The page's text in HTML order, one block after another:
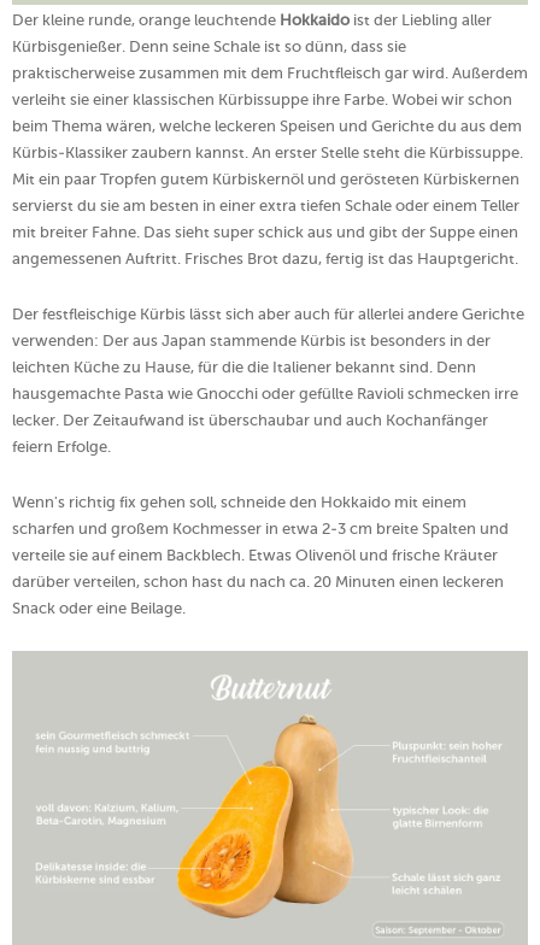
Der kleine runde, orange leuchtende Hokkaido ist der Liebling aller
Kürbisgenießer. Denn seine Schale ist so dünn, dass sie
praktischerweise zusammen mit dem Fruchtfleisch gar wird. Außerdem
verleiht sie einer klassischen Kürbissuppe ihre Farbe. Wobei wir schon
beim Thema wären, welche leckeren Speisen und Gerichte du aus dem
Kürbis-Klassiker zaubern kannst. An erster Stelle steht die Kürbissuppe.
Mit ein paar Tropfen gutem Kürbiskernöl und gerösteten Kürbiskernen
servierst du sie am besten in einer extra tiefen Schale oder einem Teller
mit breiter Fahne. Das sieht super schick aus und gibt der Suppe einen
angemessenen Auftritt. Frisches Brot dazu, fertig ist das Hauptgericht.
Der festfleischige Kürbis lässt sich aber auch für allerlei andere Gerichte
verwenden: Der aus Japan stammende Kürbis ist besonders in der
leichten Küche zu Hause, für die die Italiener bekannt sind. Denn
hausgemachte Pasta wie Gnocchi oder gefüllte Ravioli schmecken irre
lecker. Der Zeitaufwand ist überschaubar und auch Kochanfänger
feiern Erfolge.
Wenn's richtig fix gehen soll, schneide den Hokkaido mit einem
scharfen und großem Kochmesser in etwa 2-3 cm breite Spalten und
verteile sie auf einem Backblech. Etwas Olivenöl und frische Kräuter
darüber verteilen, schon hast du nach ca. 20 Minuten einen leckeren
Snack oder eine Beilage.